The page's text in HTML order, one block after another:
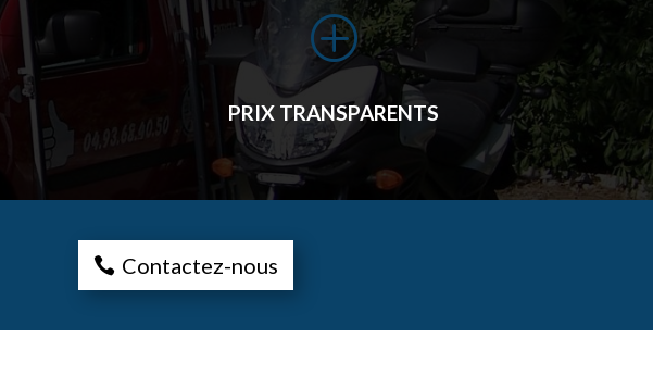
P
PRIX TRANSPARENTS
Contactez-nous